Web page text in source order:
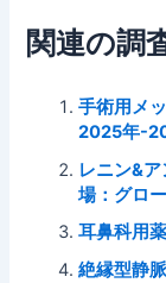
関連の調
手術用メ
2025年-
レニン&
場：グロ
耳鼻科用
絶縁型静